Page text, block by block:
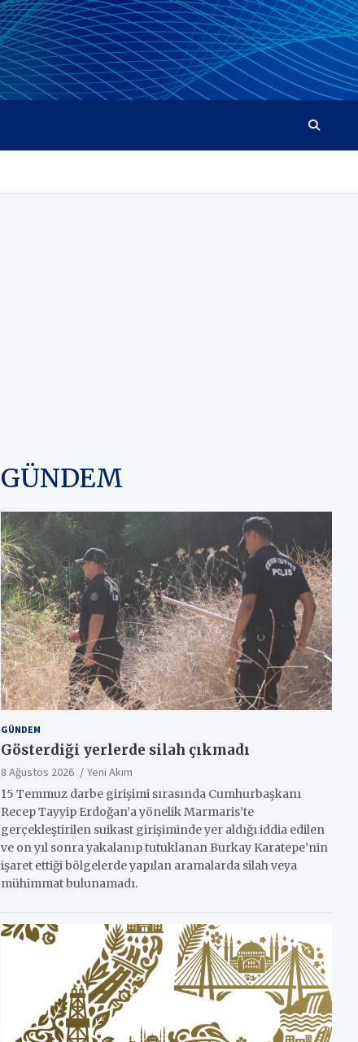
GÜNDEM
GÜNDEM
Gösterdiği yerlerde silah çıkmadı
8 Ağustos 2026
Yeni Akım
15 Temmuz darbe girişimi sırasında Cumhurbaşkanı
Recep Tayyip Erdoğan’a yönelik Marmaris’te
gerçekleştirilen suikast girişiminde yer aldığı iddia edilen
ve on yıl sonra yakalanıp tutuklanan Burkay Karatepe’nin
işaret ettiği bölgelerde yapılan aramalarda silah veya
mühimmat bulunamadı.